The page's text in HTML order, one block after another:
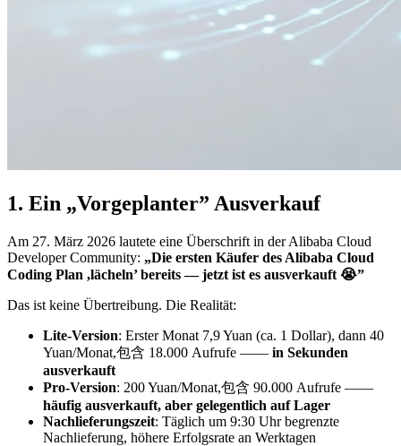
1. Ein „Vorgeplanter” Ausverkauf
Am 27. März 2026 lautete eine Überschrift in der Alibaba Cloud
Developer Community: „Die ersten Käufer des Alibaba Cloud
Coding Plan ,lächeln’ bereits — jetzt ist es ausverkauft 😭”
Das ist keine Übertreibung. Die Realität:
Lite-Version: Erster Monat 7,9 Yuan (ca. 1 Dollar), dann 40
Yuan/Monat,包含 18.000 Aufrufe —— in Sekunden
ausverkauft
Pro-Version: 200 Yuan/Monat,包含 90.000 Aufrufe ——
häufig ausverkauft, aber gelegentlich auf Lager
Nachlieferungszeit: Täglich um 9:30 Uhr begrenzte
Nachlieferung, höhere Erfolgsrate an Werktagen